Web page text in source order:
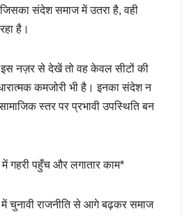
संदेश समाज में उतरा है, वही
है।
इस नज़र से देखें तो वह केवल सीटों की
कमजोरी भी है। इनका संदेश न
स्तर पर प्रभावी उपस्थिति बन
गहरी पहुँच और लगातार काम*
में चुनावी राजनीति से आगे बढ़कर समाज